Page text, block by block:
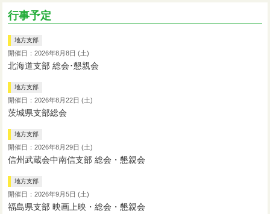
行事予定
地方支部
開催日：2026年8月8日 (土)
北海道支部 総会･懇親会
地方支部
開催日：2026年8月22日 (土)
茨城県支部総会
地方支部
開催日：2026年8月29日 (土)
信州武蔵会中南信支部 総会・懇親会
地方支部
開催日：2026年9月5日 (土)
福島県支部 映画上映・総会・懇親会